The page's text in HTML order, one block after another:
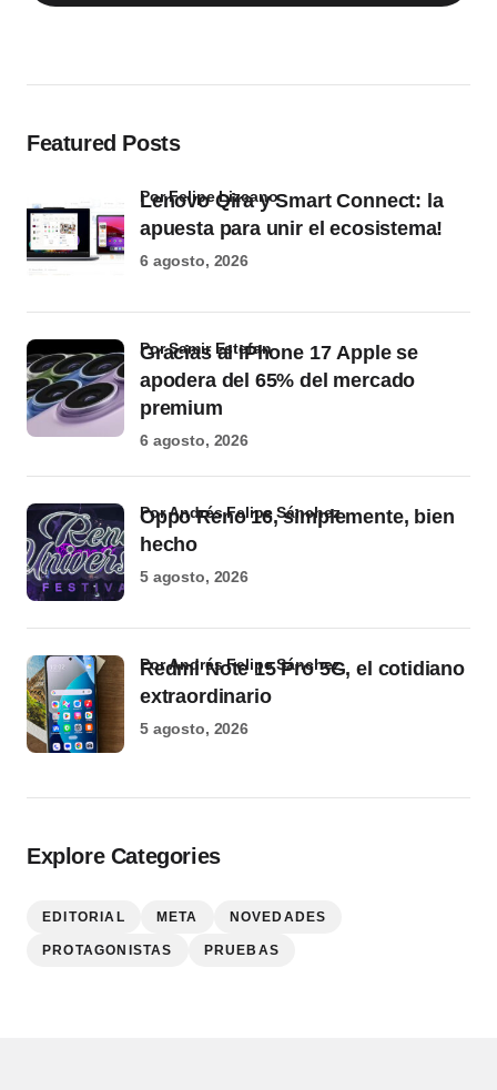
Featured Posts
Lenovo Qira y Smart Connect: la
apuesta para unir el ecosistema!
por Felipe Lizcano
6 agosto, 2026
Gracias al iPhone 17 Apple se
apodera del 65% del mercado
premium
por Samir Estefan
6 agosto, 2026
Oppo Reno 16, simplemente, bien
hecho
por Andrés Felipe Sánchez
5 agosto, 2026
Redmi Note 15 Pro 5G, el cotidiano
extraordinario
por Andrés Felipe Sánchez
5 agosto, 2026
Explore Categories
EDITORIAL META NOVEDADES
PROTAGONISTAS PRUEBAS